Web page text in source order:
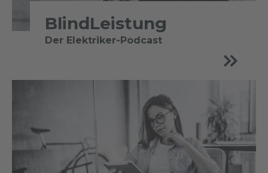
BlindLeistung
Der Elektriker-Podcast